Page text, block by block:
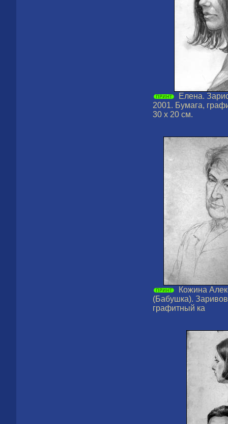
Елена.
2001. Бумага,
30 х 20 см.
Кожина
(Бабушка).
графитный ка